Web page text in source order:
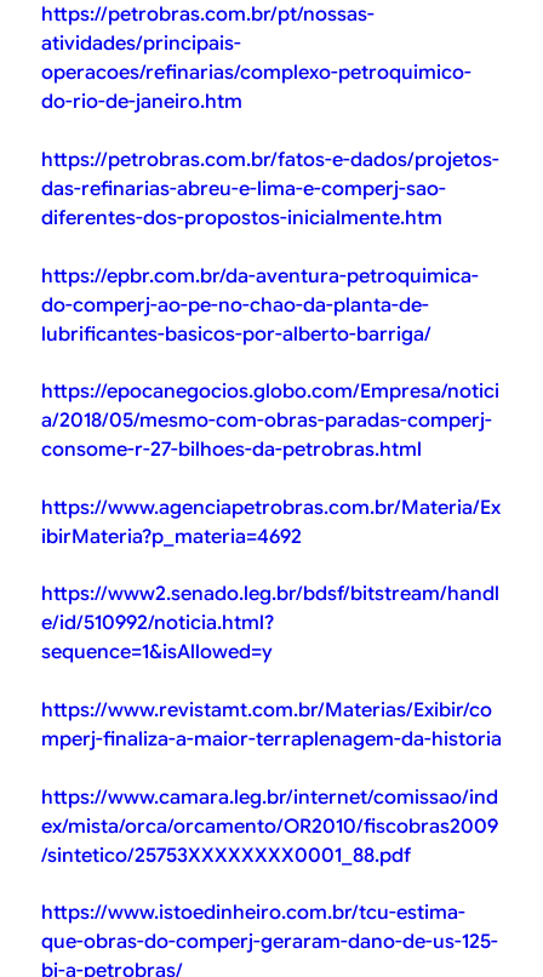
https://petrobras.com.br/pt/nossas-
atividades/principais-
operacoes/refinarias/complexo-petroquimico-
do-rio-de-janeiro.htm
https://petrobras.com.br/fatos-e-dados/projetos-
das-refinarias-abreu-e-lima-e-comperj-sao-
diferentes-dos-propostos-inicialmente.htm
https://epbr.com.br/da-aventura-petroquimica-
do-comperj-ao-pe-no-chao-da-planta-de-
lubrificantes-basicos-por-alberto-barriga/
https://epocanegocios.globo.com/Empresa/notici
a/2018/05/mesmo-com-obras-paradas-comperj-
consome-r-27-bilhoes-da-petrobras.html
https://www.agenciapetrobras.com.br/Materia/Ex
ibirMateria?p_materia=4692
https://www2.senado.leg.br/bdsf/bitstream/handl
e/id/510992/noticia.html?
sequence=1&isAllowed=y
https://www.revistamt.com.br/Materias/Exibir/co
mperj-finaliza-a-maior-terraplenagem-da-historia
https://www.camara.leg.br/internet/comissao/ind
ex/mista/orca/orcamento/OR2010/fiscobras2009
/sintetico/25753XXXXXXXX0001_88.pdf
https://www.istoedinheiro.com.br/tcu-estima-
que-obras-do-comperj-geraram-dano-de-us-125-
bi-a-petrobras/